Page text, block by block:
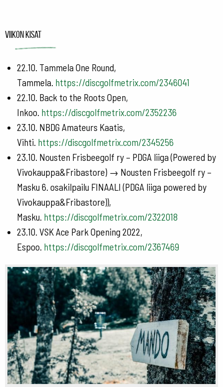
Viikon kisat
22.10. Tammela One Round,
Tammela. https://discgolfmetrix.com/2346041
22.10. Back to the Roots Open,
Inkoo. https://discgolfmetrix.com/2352236
23.10. NBDG Amateurs Kaatis,
Vihti. https://discgolfmetrix.com/2345256
23.10. Nousten Frisbeegolf ry – PDGA liiga (Powered by
Vivokauppa&Fribastore) → Nousten Frisbeegolf ry –
Masku 6. osakilpailu FINAALI (PDGA liiga powered by
Vivokauppa&Fribastore)),
Masku. https://discgolfmetrix.com/2322018
23.10. VSK Ace Park Opening 2022,
Espoo. https://discgolfmetrix.com/2367469